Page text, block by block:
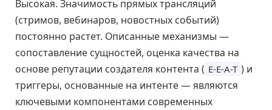
Высокая. Значимость прямых трансляций
(стримов, вебинаров, новостных событий)
постоянно растет. Описанные механизмы —
сопоставление сущностей, оценка качества на
основе репутации создателя контента ( E-E-A-T ) и
триггеры, основанные на интенте — являются
ключевыми компонентами современных